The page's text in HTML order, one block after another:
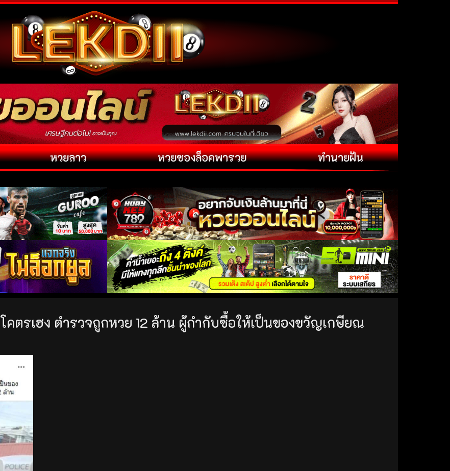
หวยลาว หวยซองล็อคพารวย ทำนายฝัน
โคตรเฮง ตำรวจถูกหวย 12 ล้าน ผู้กำกับซื้อให้เป็นของขวัญเกษียณ